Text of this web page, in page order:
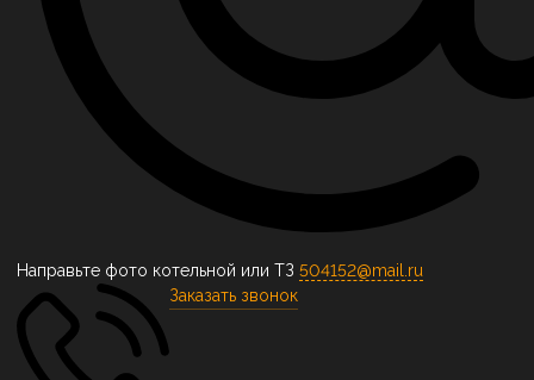
Направьте фото котельной или ТЗ 504152@mail.ru
Заказать звонок